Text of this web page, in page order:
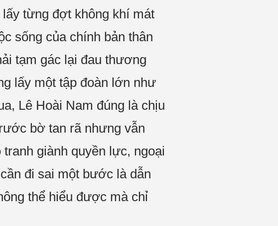
từng đợt không khí mát
sống của chính bản thân
tạm gác lại đau thương
lấy một tập đoàn lớn như
Lê Hoài Nam đúng là chịu
bờ tan rã nhưng vẫn
giành quyền lực, ngoại
đi sai một bước là dẫn
thể hiểu được mà chỉ